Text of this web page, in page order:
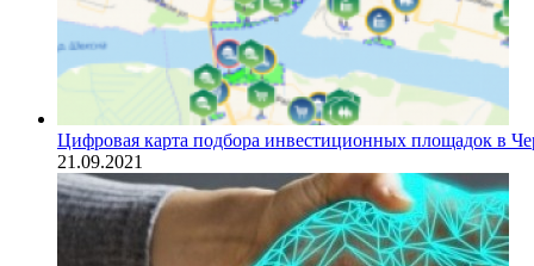
Цифровая карта подбора инвестиционных площадок в
21.09.2021